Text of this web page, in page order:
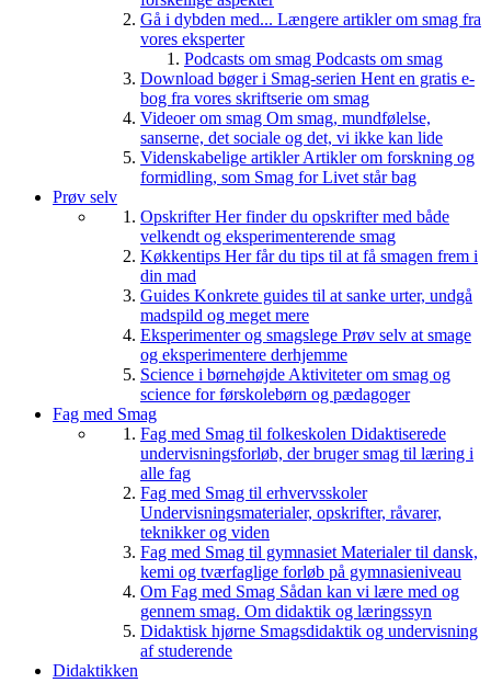
Gå i dybden med... Længere artikler om smag fra
vores eksperter
Podcasts om smag Podcasts om smag
Download bøger i Smag-serien Hent en gratis e-
bog fra vores skriftserie om smag
Videoer om smag Om smag, mundfølelse,
sanserne, det sociale og det, vi ikke kan lide
Videnskabelige artiklerArtikler om forskning og
formidling, som Smag for Livet står bag
Prøv selv
OpskrifterHer finder du opskrifter med både
velkendt og eksperimenterende smag
Køkkentips Her får du tips til at få smagen frem i
din mad
Guides Konkrete guides til at sanke urter, undgå
madspild og meget mere
Eksperimenter og smagslege Prøv selv at smage
og eksperimentere derhjemme
Science i børnehøjde Aktiviteter om smag og
science for førskolebørn og pædagoger
Fag med Smag
Fag med Smag til folkeskolen Didaktiserede
undervisningsforløb, der bruger smag til læring i
alle fag
Fag med Smag til erhvervsskoler
Undervisningsmaterialer, opskrifter, råvarer,
teknikker og viden
Fag med Smag til gymnasiet Materialer til dansk,
kemi og tværfaglige forløb på gymnasieniveau
Om Fag med Smag Sådan kan vi lære med og
gennem smag. Om didaktik og læringssyn
Didaktisk hjørne Smagsdidaktik og undervisning
af studerende
Didaktikken